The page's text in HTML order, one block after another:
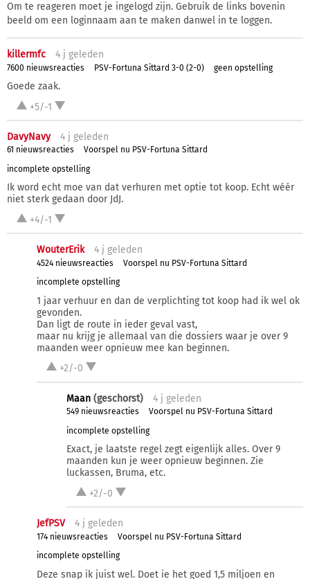
Om te reageren moet je ingelogd zijn. Gebruik de links bovenin
beeld om een loginnaam aan te maken danwel in te loggen.
killermfc 4 j geleden
7600 nieuwsreacties PSV-Fortuna Sittard 3-0 (2-0) geen opstelling
Goede zaak.
+5/-1
DavyNavy 4 j geleden
61 nieuwsreacties
Voorspel nu PSV-Fortuna Sittard
incomplete opstelling
Ik word echt moe van dat verhuren met optie tot koop. Echt wéér
niet sterk gedaan door JdJ.
+4/-1
WouterErik 4 j geleden
4524 nieuwsreacties
Voorspel nu PSV-Fortuna Sittard
incomplete opstelling
1 jaar verhuur en dan de verplichting tot koop had ik wel ok
gevonden.
Dan ligt de route in ieder geval vast,
maar nu krijg je allemaal van die dossiers waar je over 9
maanden weer opnieuw mee kan beginnen.
+2/-0
Maan(geschorst) 4 j geleden
549 nieuwsreacties
Voorspel nu PSV-Fortuna Sittard
incomplete opstelling
Exact, je laatste regel zegt eigenlijk alles. Over 9
maanden kun je weer opnieuw beginnen. Zie
luckassen, Bruma, etc.
+2/-0
JefPSV 4 j geleden
174 nieuwsreacties
Voorspel nu PSV-Fortuna Sittard
incomplete opstelling
Deze snap ik juist wel. Doet ie het goed 1,5 miljoen en